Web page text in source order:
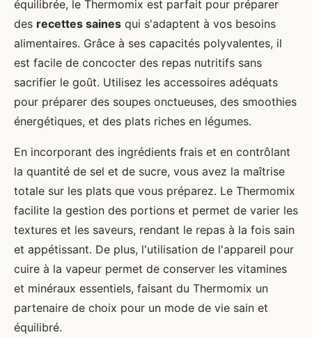
équilibrée, le Thermomix est parfait pour préparer
des recettes saines qui s'adaptent à vos besoins
alimentaires. Grâce à ses capacités polyvalentes, il
est facile de concocter des repas nutritifs sans
sacrifier le goût. Utilisez les accessoires adéquats
pour préparer des soupes onctueuses, des smoothies
énergétiques, et des plats riches en légumes.
En incorporant des ingrédients frais et en contrôlant
la quantité de sel et de sucre, vous avez la maîtrise
totale sur les plats que vous préparez. Le Thermomix
facilite la gestion des portions et permet de varier les
textures et les saveurs, rendant le repas à la fois sain
et appétissant. De plus, l'utilisation de l'appareil pour
cuire à la vapeur permet de conserver les vitamines
et minéraux essentiels, faisant du Thermomix un
partenaire de choix pour un mode de vie sain et
équilibré.